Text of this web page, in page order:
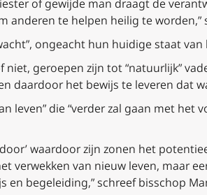
of gewijde man draagt de
anderen te helpen heilig te worden,”
ongeacht hun huidige staat
geroepen zijn tot “natuurlijk”
daardoor het bewijs te leveren dat
leven” die “verder zal gaan met het
waardoor zijn zonen het
verwekken van nieuw leven, maar
begeleiding,” schreef bisschop